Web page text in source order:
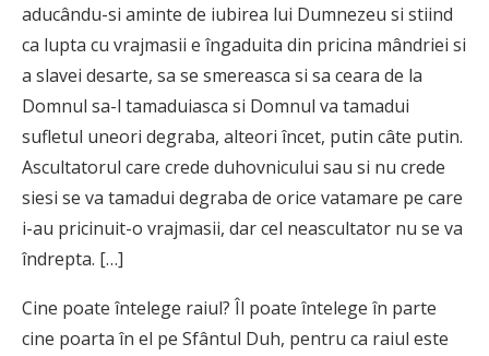
aducându-si aminte de iubirea lui Dumnezeu si stiind
ca lupta cu vrajmasii e îngaduita din pricina mândriei si
a slavei desarte, sa se smereasca si sa ceara de la
Domnul sa-l tamaduiasca si Domnul va tamadui
sufletul uneori degraba, alteori încet, putin câte putin.
Ascultatorul care crede duhovnicului sau si nu crede
siesi se va tamadui degraba de orice vatamare pe care
i-au pricinuit-o vrajmasii, dar cel neascultator nu se va
îndrepta. […]
Cine poate întelege raiul? Îl poate întelege în parte
cine poarta în el pe Sfântul Duh, pentru ca raiul este